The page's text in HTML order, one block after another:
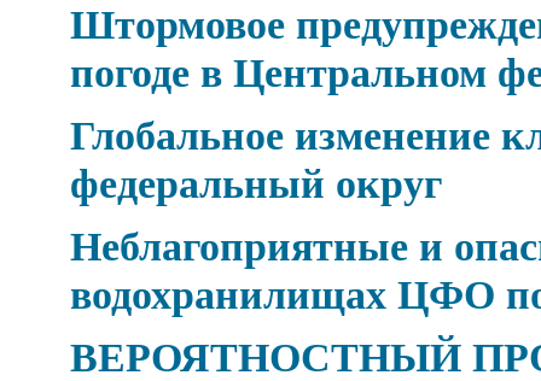
Штормовое
погоде в Центральном
Глобальное изменение
федеральный округ
Неблагоприятные и
водохранилищах ЦФО по
ВЕРОЯТНОСТНЫЙ